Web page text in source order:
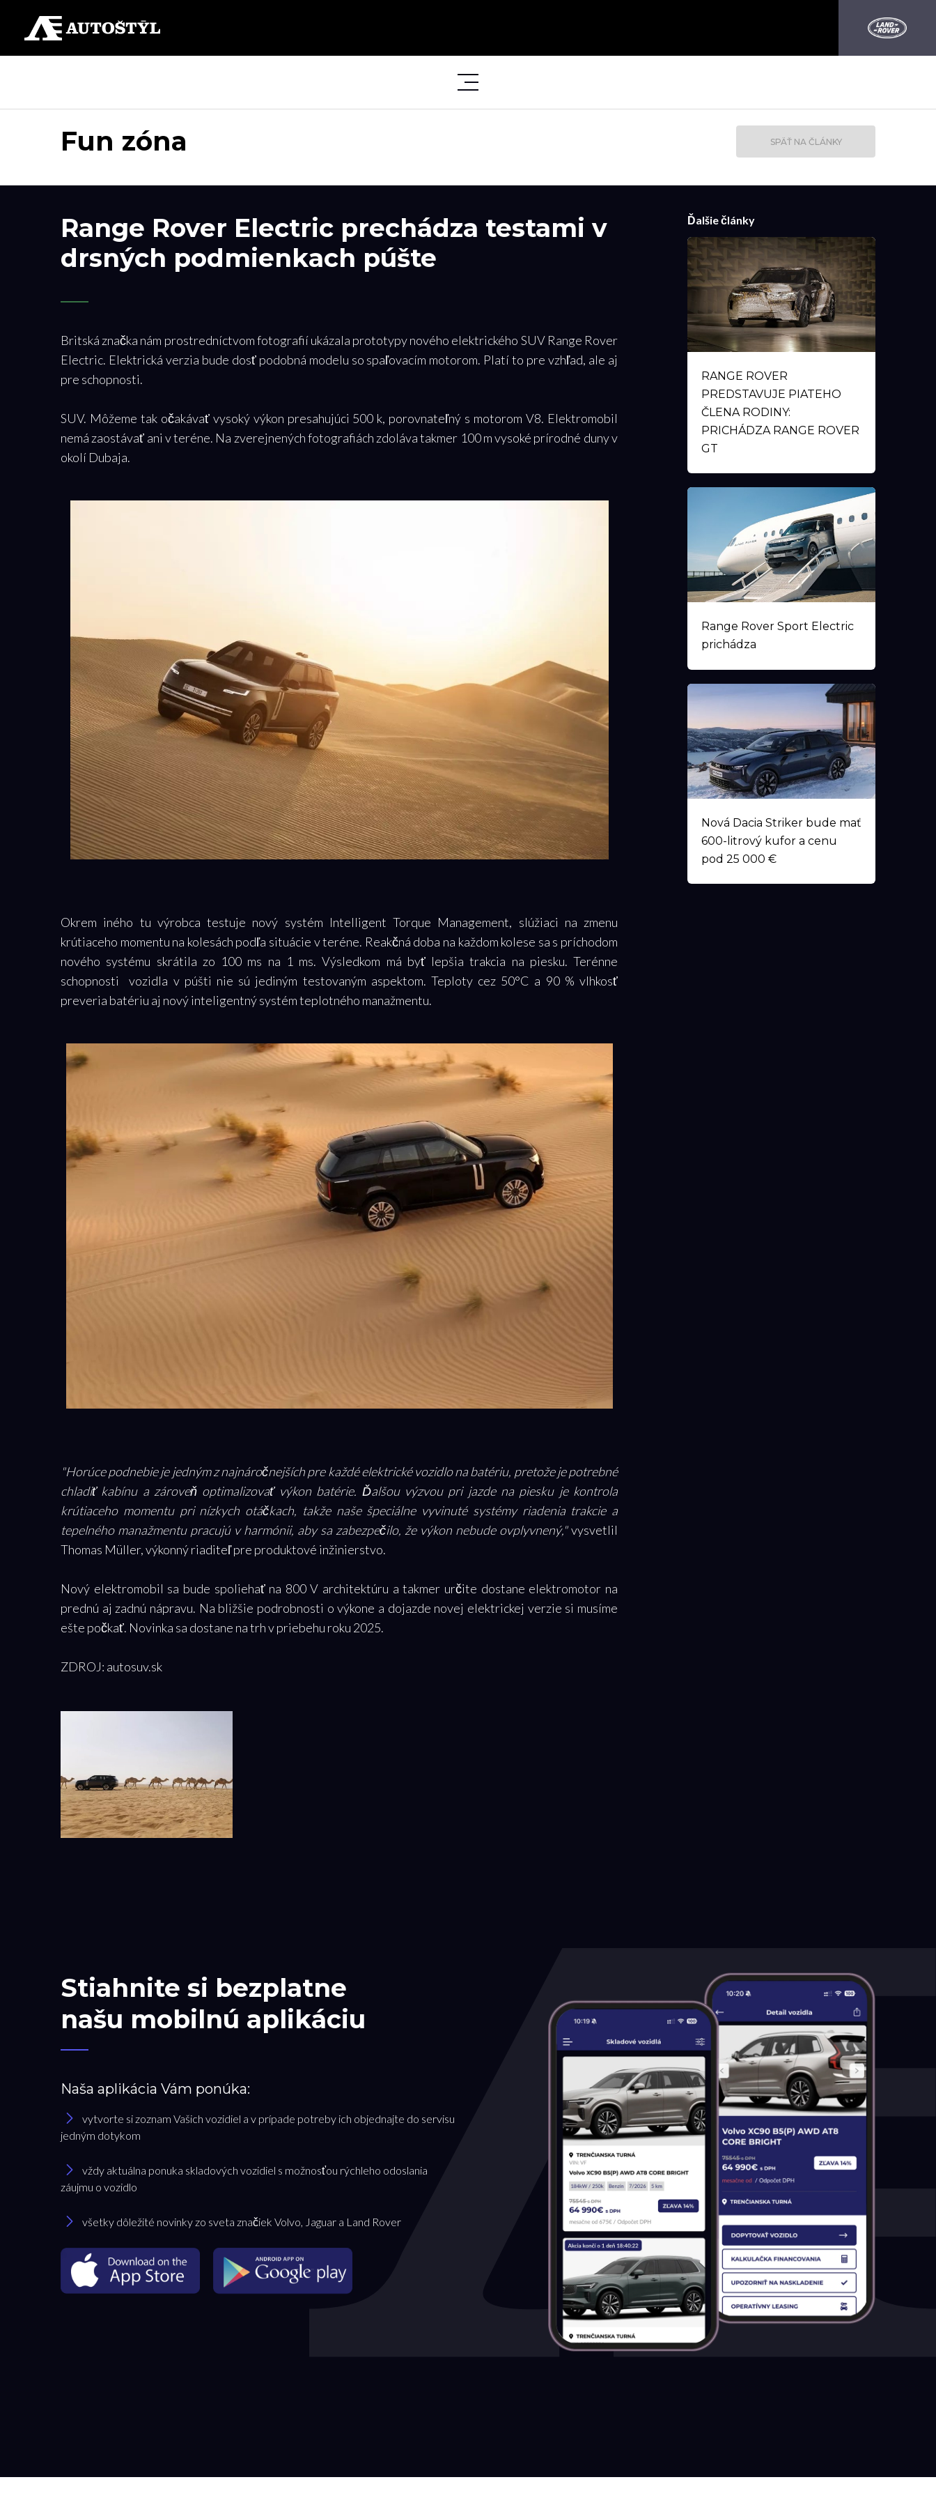
Fun zóna SPÄŤ NA ČLÁNKY
Ďalšie články
RANGE ROVER
PREDSTAVUJE PIATEHO
ČLENA RODINY:
PRICHÁDZA RANGE ROVER
GT
Range Rover Sport Electric
prichádza
Nová Dacia Striker bude mať
600-litrový kufor a cenu
pod 25 000 €
Range Rover Electric prechádza testami v
drsných podmienkach púšte
Britská značka nám prostredníctvom fotografií ukázala prototypy nového elektrického SUV Range Rover
Electric. Elektrická verzia bude dosť podobná modelu so spaľovacím motorom. Platí to pre vzhľad, ale aj
pre schopnosti.
SUV. Môžeme tak očakávať vysoký výkon presahujúci 500 k, porovnateľný s motorom V8. Elektromobil
nemá zaostávať ani v teréne. Na zverejnených fotografiách zdoláva takmer 100 m vysoké prírodné duny v
okolí Dubaja.
Okrem iného tu výrobca testuje nový systém Intelligent Torque Management, slúžiaci na zmenu
krútiaceho momentu na kolesách podľa situácie v teréne. Reakčná doba na každom kolese sa s príchodom
nového systému skrátila zo 100 ms na 1 ms. Výsledkom má byť lepšia trakcia na piesku. Terénne
schopnosti
vozidla v púšti nie sú jediným testovaným aspektom. Teploty cez 50°C a 90 % vlhkosť
preveria batériu aj nový inteligentný systém teplotného manažmentu.
"Horúce podnebie je jedným z najnáročnejších pre každé elektrické vozidlo na batériu, pretože je potrebné
chladiť kabínu a zároveň optimalizovať výkon batérie. Ďalšou výzvou pri jazde na piesku je kontrola
krútiaceho momentu pri nízkych otáčkach, takže naše špeciálne vyvinuté systémy riadenia trakcie a
tepelného manažmentu pracujú v harmónii, aby sa zabezpečilo, že výkon nebude ovplyvnený," vysvetlil
Thomas Müller, výkonný riaditeľ pre produktové inžinierstvo.
Nový elektromobil sa bude spoliehať na 800 V architektúru a takmer určite dostane elektromotor na
prednú aj zadnú nápravu. Na bližšie podrobnosti o výkone a dojazde novej elektrickej verzie si musíme
ešte počkať. Novinka sa dostane na trh v priebehu roku 2025.
ZDROJ: autosuv.sk
Stiahnite si bezplatne
našu mobilnú aplikáciu
Naša aplikácia Vám ponúka:
vytvorte si zoznam Vašich vozidiel a v prípade potreby ich objednajte do servisu
jedným dotykom
vždy aktuálna ponuka skladových vozidiel s možnosťou rýchleho odoslania
záujmu o vozidlo
všetky dôležité novinky zo sveta značiek Volvo, Jaguar a Land Rover